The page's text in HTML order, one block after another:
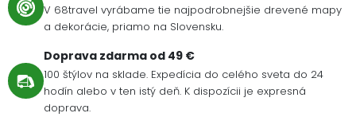
V 68travel vyrábame tie najpodrobnejšie drevené mapy
a dekorácie, priamo na Slovensku.
Doprava zdarma od 49 €
100 štýlov na sklade. Expedícia do celého sveta do 24
hodín alebo v ten istý deň. K dispozícii je expresná
doprava.